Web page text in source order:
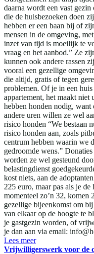
daarna wordt een vast
die de huisbezoeken doen
hebben er een baan bij of
mensen in de omgeving,
inzet van tijd is moeilijk te
vraag en het aanbod.” Ze
kunnen ook andere rassen
vooral een gezellige
die altijd, gratis of tegen
problemen. Of je in een
appartement, het maakt
hebben honden nodig, want
andere uren willen ze wel
risico honden “We bestaan
risico honden aan, zoals
centrum hebben waarin we
gedroomde wens.”
worden ze wel gesteund
belastingdienst
kost niets, aan de
225 euro, maar pas als je
momenteel zo’n 32, komen
gezellige bijeenkomst om
van elkaar op de hoogte te
je gastgezin worden, of
je dan aan via email:
Lees meer
Vrijwilligerswerk voor de